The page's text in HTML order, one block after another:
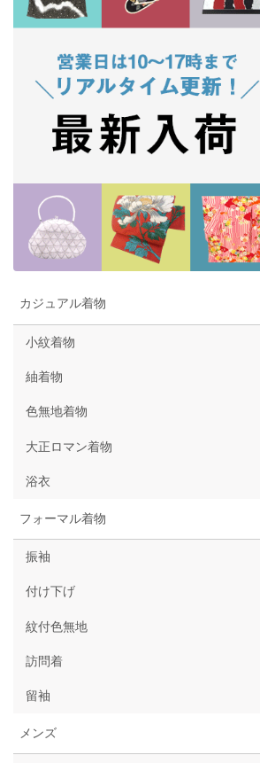
カジュアル着物
小紋着物
紬着物
色無地着物
大正ロマン着物
浴衣
フォーマル着物
振袖
付け下げ
紋付色無地
訪問着
留袖
メンズ